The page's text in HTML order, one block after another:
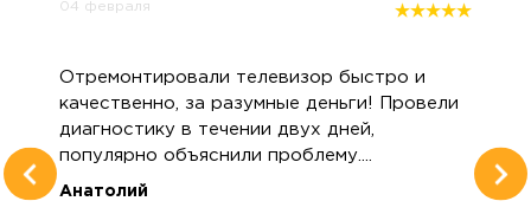
04 февраля
Отремонтировали телевизор быстро и
качественно, за разумные деньги! Провели
диагностику в течении двух дней,
популярно объяснили проблему....
Анатолий